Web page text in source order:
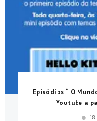
Episódios “ O
Youtube a
18